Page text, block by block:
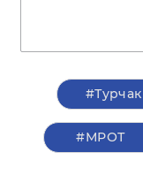
#Турчак
#МРОТ